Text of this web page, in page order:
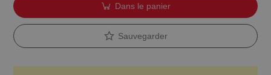
Dans le panier
Sauvegarder